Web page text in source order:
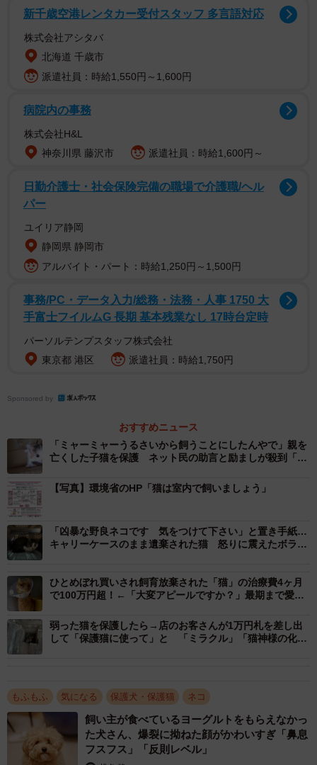
などによるご近所トラブル、予期せぬ繁殖、心ない人物か
らの虐待被害などを防ぐため、「猫は室内で飼育するこ
と」を推奨。猫の室内飼いに適した環境やよくある疑問な
どについて、
る。
しかし、SNSや動画サイトなどには「猫の散歩動画」や
「屋外で行動する猫の動画」が多く投稿されており、真似
をする人も少なくない。
「猫を外に出す」ことは極めて危険
6歳になる保護猫の兄弟、クウくん＆カイくんと暮らす飼い
主さんは、「本当に猫のことを考えるのであれば、外に出
すのではなく、安全な家の中で過ごさせてあげて欲しい」
譲渡会を経て飼い主さんのもとに迎えられた元保護猫兄弟、クウちゃん
（左）とカイちゃん（右）。同胞だった兄妹猫は交通事故で亡くなった
という（画像提供：クウとカイさん）
「外で生まれたクウとカイには他にも兄弟猫がいたそうな
ります。猫の交通事故死（ロードキル）は2021年の調査で
年間29万頭と推計されており、この数字からも、猫を外に
出すことがいかに危険かわかると思います」（クウとカイ
さん）
新千歳空港レンタカー受付スタッフ 多言語対応
株式会社アシタバ
北海道 千歳市
派遣社員：時給1,550円～1,600円
病院内の事務
株式会社H&L
神奈川県 藤沢市
派遣社員：時給1,600円～
日勤介護士・社会保険完備の職場で介護職/ヘル
パー
ユイリア静岡
静岡県 静岡市
アルバイト・パート：時給1,250円～1,500円
事務/PC・データ入力/総務・法務・人事 1750 大
手富士フイルムG 長期 基本残業なし 17時台定時
パーソルテンプスタッフ株式会社
東京都 港区
派遣社員：時給1,750円
Sponsored by
おすすめニュース
「ミャーミャーうるさいから飼うことにしたんやで」親を
亡くした子猫を保護 ネット民の助言と励ましが殺到「そ
【写真】環境省のHP「猫は室内で飼いましょう」
「凶暴な野良ネコです 気をつけて下さい」と置き手紙…
キャリーケースのまま遺棄された猫 怒りに震えたボラン
ひとめぼれ買いされ飼育放棄された「猫」の治療費4ヶ月
で100万円超！←「大変アピールですか？」最期まで愛せ
弱った猫を保護したら→店のお客さんが1万円札を差し出
して「保護猫に使って」と 「ミラクル」「猫神様の化身
もふもふ 気になる 保護犬・保護猫 ネコ
飼い主が食べているヨーグルトをもらえなかっ
た犬さん、爆裂に拗ねた顔がかわいすぎ「鼻息
フスフス」「反則レベル」